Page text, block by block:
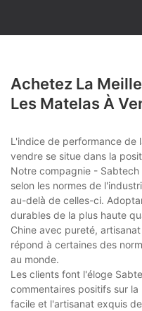
Achetez La
Les Matelas À
L'indice de performance de
vendre se situe dans la
Notre compagnie -
selon les normes de
au-delà de celles-ci.
durables de la plus haute
Chine avec pureté,
répond à certaines des
au monde.
Les clients font l'éloge
commentaires positifs sur
facile et l'artisanat exquis